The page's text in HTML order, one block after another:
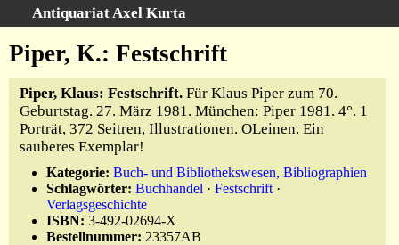
Antiquariat Axel Kurta
Startseite
Suche
Sachgebiete
Schlagwörter
Kataloge
Ankauf
Warenkorb
Piper, K.: Festschrift
Piper, Klaus: Festschrift. Für Klaus Piper zum 70.
Geburtstag. 27. März 1981. München: Piper 1981. 4°. 1
Porträt, 372 Seitren, Illustrationen. OLeinen. Ein
sauberes Exemplar!
Kategorie: Buch- und Bibliothekswesen, Bibliographien
Schlagwörter: Buchhandel · Festschrift ·
Verlagsgeschichte
ISBN: 3-492-02694-X
Bestellnummer: 23357AB